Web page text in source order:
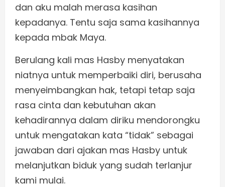
dan aku malah merasa kasihan
kepadanya. Tentu saja sama kasihannya
kepada mbak Maya.
Berulang kali mas Hasby menyatakan
niatnya untuk memperbaiki diri, berusaha
menyeimbangkan hak, tetapi tetap saja
rasa cinta dan kebutuhan akan
kehadirannya dalam diriku mendorongku
untuk mengatakan kata “tidak” sebagai
jawaban dari ajakan mas Hasby untuk
melanjutkan biduk yang sudah terlanjur
kami mulai.